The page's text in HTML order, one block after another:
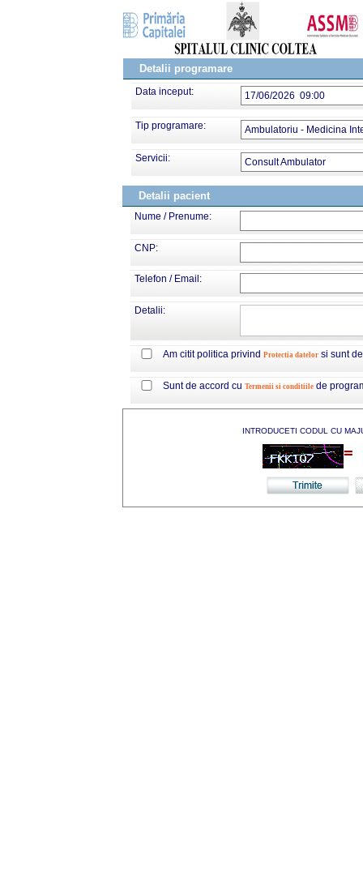
Detalii programare
Data inceput: 17/06/2026 09:00
Tip programare: Ambulatoriu - Medicina
Servicii: Consult Ambulator
Detalii pacient
Nume / Prenume:
CNP:
Telefon / Email:
Detalii:
Am citit politica privind Protectia datelor si sunt
Sunt de accord cu Termenii si conditiile de
INTRODUCETI CODUL CU
=